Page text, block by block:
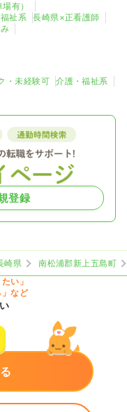
有）
祉系
長崎県×正看護師
・未経験可
介護・福祉系
登録
崎県
南松浦郡新上五島町
い」
」など